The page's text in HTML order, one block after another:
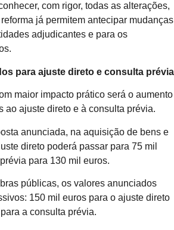
com rigor, todas as alterações,
já permitem antecipar mudanças
adjudicantes e para os
para ajuste direto e consulta prévia
maior impacto prático será o aumento
ao ajuste direto e à consulta prévia.
anunciada, na aquisição de bens e
direto poderá passar para 75 mil
para 130 mil euros.
públicas, os valores anunciados
150 mil euros para o ajuste direto
a consulta prévia.